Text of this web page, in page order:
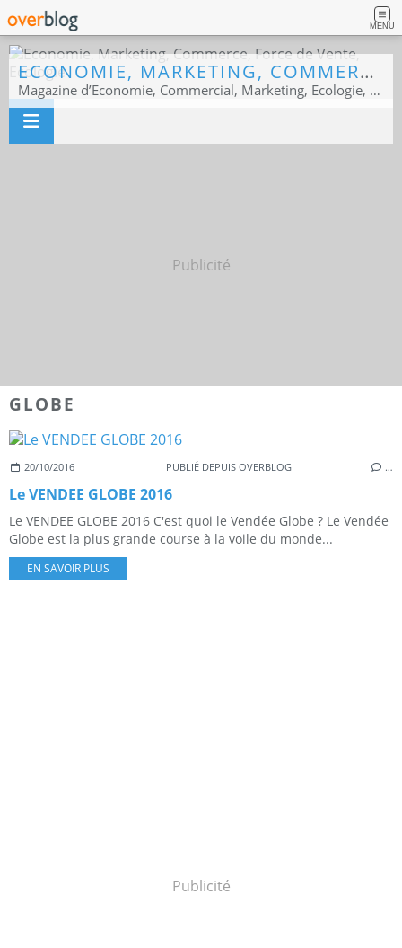
MENU
ECONOMIE, MARKETING, COMMERCE, FORCE DE VENTE, ECOLOGIE
Magazine d’Economie, Commercial, Marketing, Ecologie, Sport business
Publicité
GLOBE
20/10/2016 PUBLIÉ DEPUIS OVERBLOG …
Le VENDEE GLOBE 2016
Le VENDEE GLOBE 2016 C'est quoi le Vendée Globe ? Le Vendée
Globe est la plus grande course à la voile du monde...
EN SAVOIR PLUS
Publicité